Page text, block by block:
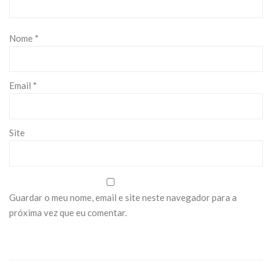
Nome *
Email *
Site
Guardar o meu nome, email e site neste navegador para a
próxima vez que eu comentar.